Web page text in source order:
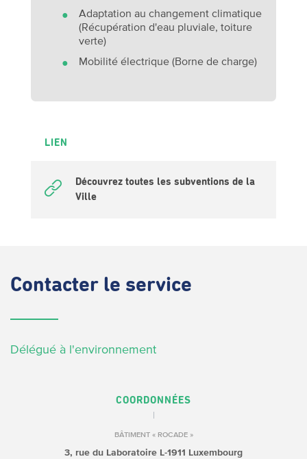
Adaptation au changement climatique
(Récupération d'eau pluviale, toiture
verte)
Mobilité électrique (Borne de charge)
LIEN
Découvrez toutes les subventions de la
Ville
Contacter le service
Délégué à l'environnement
COORDONNÉES
BÂTIMENT « ROCADE »
3, rue du Laboratoire L-1911 Luxembourg